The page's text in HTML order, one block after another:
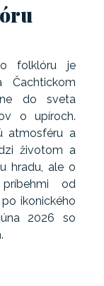
folklóru je
Čachtickom
do sveta
o upíroch.
atmosféru a
životom a
hradu, ale o
od
ikonického
2026 so